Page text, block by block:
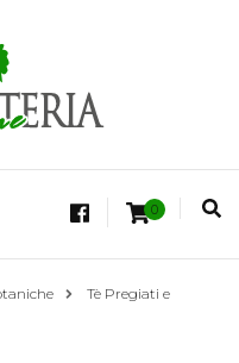
Shop
Tisane Terapeutiche Esclusive,
0
Tè Pregiati e